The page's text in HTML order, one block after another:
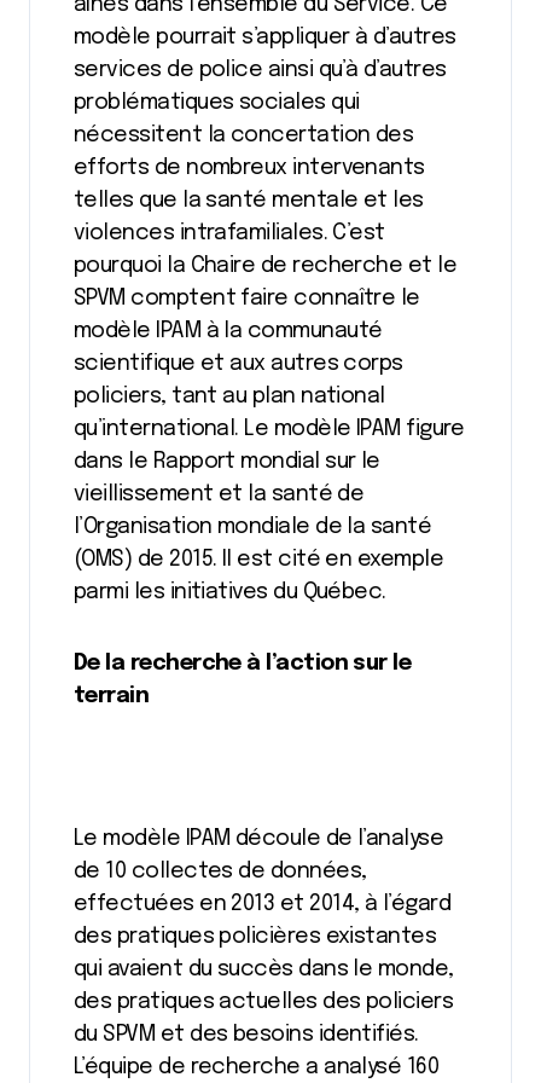
aînés dans l’ensemble du Service. Ce
modèle pourrait s’appliquer à d’autres
services de police ainsi qu’à d’autres
problématiques sociales qui
nécessitent la concertation des
efforts de nombreux intervenants
telles que la santé mentale et les
violences intrafamiliales. C’est
pourquoi la Chaire de recherche et le
SPVM comptent faire connaître le
modèle IPAM à la communauté
scientifique et aux autres corps
policiers, tant au plan national
qu’international. Le modèle IPAM figure
dans le Rapport mondial sur le
vieillissement et la santé de
l’Organisation mondiale de la santé
(OMS) de 2015. Il est cité en exemple
parmi les initiatives du Québec.
De la recherche à l’action sur le
terrain
Le modèle IPAM découle de l’analyse
de 10 collectes de données,
effectuées en 2013 et 2014, à l’égard
des pratiques policières existantes
qui avaient du succès dans le monde,
des pratiques actuelles des policiers
du SPVM et des besoins identifiés.
L’équipe de recherche a analysé 160